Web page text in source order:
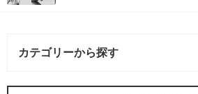
カテゴリーから探す
求人 (2記事)